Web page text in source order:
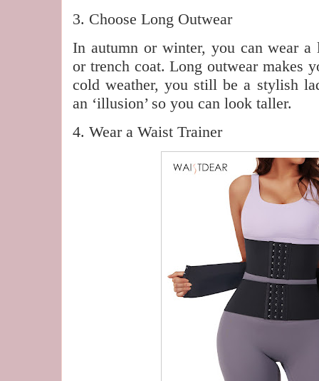
3. Choose Long Outwear
In autumn or winter, you can wear a
or trench coat. Long outwear makes
cold weather, you still be a stylish
an ‘illusion’ so you can look taller.
4. Wear a Waist Trainer